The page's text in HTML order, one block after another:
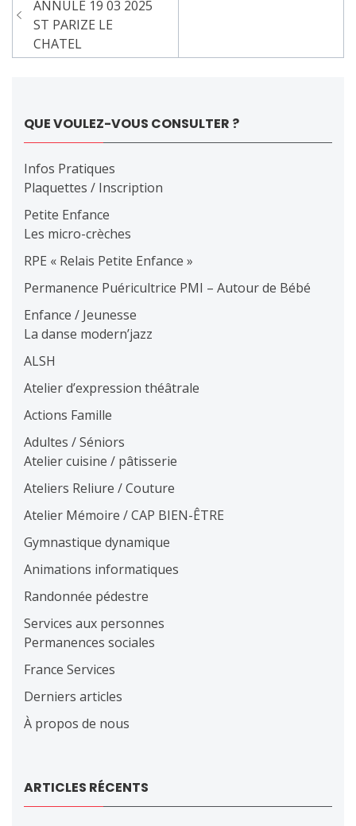
de
l’article
ANNULE 19 03 2025
ST PARIZE LE
CHATEL
QUE VOULEZ-VOUS CONSULTER ?
Infos Pratiques
Plaquettes / Inscription
Petite Enfance
Les micro-crèches
RPE « Relais Petite Enfance »
Permanence Puéricultrice PMI – Autour de Bébé
Enfance / Jeunesse
La danse modern’jazz
ALSH
Atelier d’expression théâtrale
Actions Famille
Adultes / Séniors
Atelier cuisine / pâtisserie
Ateliers Reliure / Couture
Atelier Mémoire / CAP BIEN-ÊTRE
Gymnastique dynamique
Animations informatiques
Randonnée pédestre
Services aux personnes
Permanences sociales
France Services
Derniers articles
À propos de nous
ARTICLES RÉCENTS